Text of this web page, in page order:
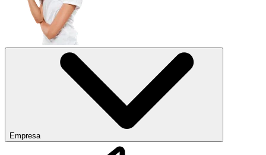
Empresa